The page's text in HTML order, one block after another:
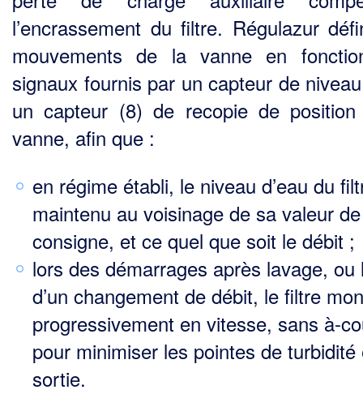
l’encrassement du filtre. Régulazur
mouve­ments de la vanne en
signaux fournis par un capteur de
un capteur (8) de recopie de
vanne, afin que :
en régime établi, le niveau d’eau du
maintenu au voisinage de sa valeur de
consigne, et ce quel que soit le débit ;
lors des démarrages après lavage, ou
d’un changement de débit, le filtre
progressivement en vitesse, sans à-
pour minimiser les pointes de turbidité
sortie.